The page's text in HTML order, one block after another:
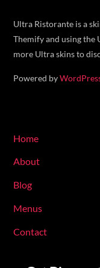
Ultra Ristorante is a
Themify and using the
more Ultra skins to
Powered by
Home
About
Blog
Menus
Contact